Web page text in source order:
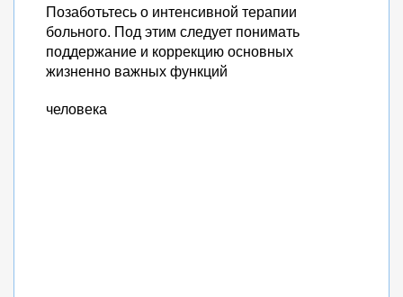
Позаботьтесь о интенсивной терапии
больного. Под этим следует понимать
поддержание и коррекцию основных
жизненно важных функций
человека